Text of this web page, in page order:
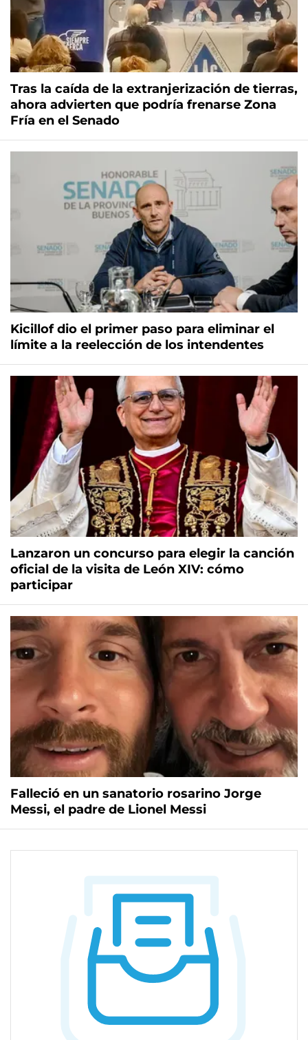
Tras la caída de la extranjerización de tierras,
ahora advierten que podría frenarse Zona
Fría en el Senado
Kicillof dio el primer paso para eliminar el
límite a la reelección de los intendentes
Lanzaron un concurso para elegir la canción
oficial de la visita de León XIV: cómo
participar
Falleció en un sanatorio rosarino Jorge
Messi, el padre de Lionel Messi